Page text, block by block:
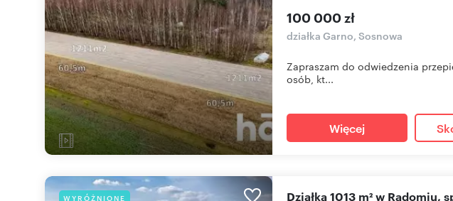
100 000 zł
działka Garno, Sosnowa
Zapraszam do odwiedzenia
osób, kt...
Więcej
WYRÓŻNIONE Działka 1013 m² w